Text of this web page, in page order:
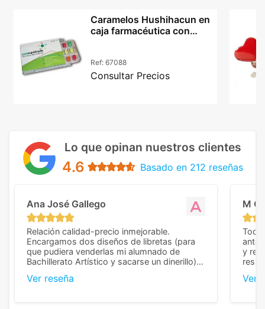
Caramelos Hushihacun en
caja farmacéutica con
Ref: 67088
Consultar Precios
Lo que opinan nuestros clientes
4.6 Basado en 212 reseñas
Ana José Gallego
Relación calidad-precio inmejorable.
Encargamos dos diseños de libretas (para
que pudiera venderlas mi alumnado de
Bachillerato Artístico y sacarse un dinerillo) y
diferencia, con libretas de muy buena calidad
Ver reseña
M C
Todo
y
Ver